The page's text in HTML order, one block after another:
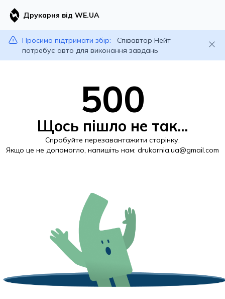
Друкарня від WE.UA
Просимо підтримати збір:
Співавтор Нейт
потребує авто для виконання завдань
500
Щось пішло не так...
Спробуйте перезавантажити сторінку.
Якщо це не допомогло, напишіть нам: drukarnia.ua@gmail.com